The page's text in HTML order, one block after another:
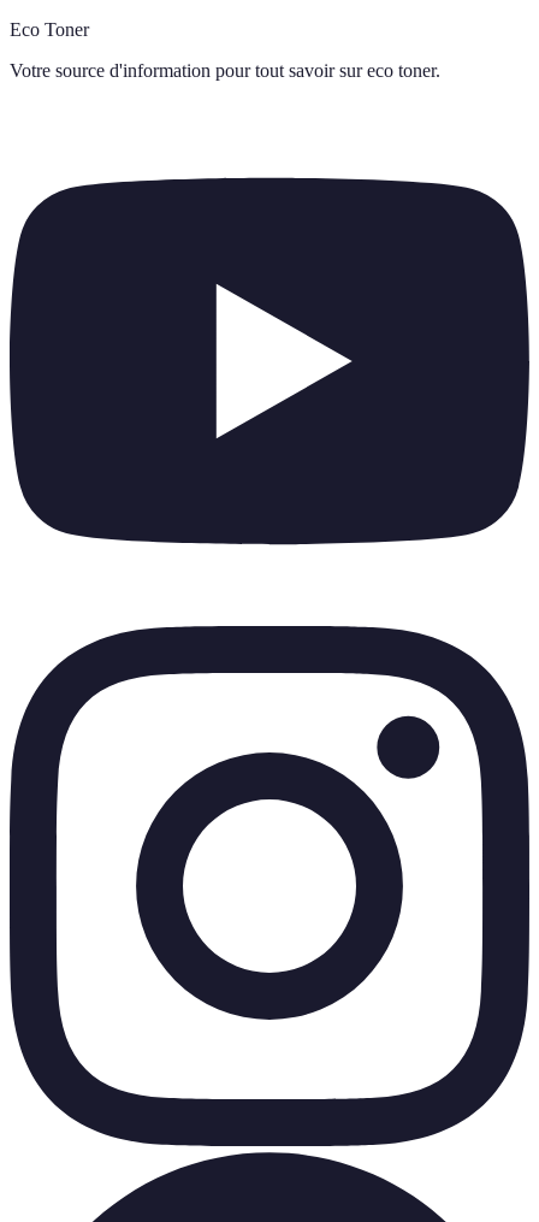
Eco Toner
Votre source d'information pour tout savoir sur eco toner.